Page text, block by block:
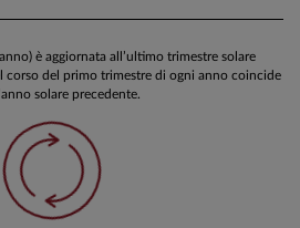
è aggiornata all’ultimo trimestre solare
corso del primo trimestre di ogni anno coincide
solare precedente.